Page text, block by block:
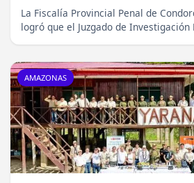
La Fiscalía Provincial Penal de
logró que el Juzgado de
AMAZONAS